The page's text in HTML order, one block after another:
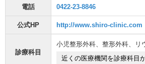
電話 0422-23-8846
公式HP http://www.shiro-clinic.com
診療科目
小児整形外科、 整形外科、
リ
近くの医療機関を診療科目